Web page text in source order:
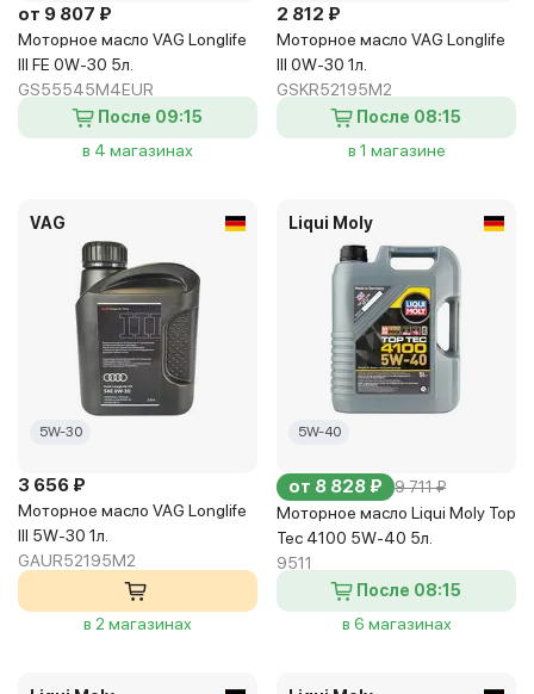
от 9 807 ₽
Моторное масло VAG Longlife
III FE 0W-30 5л.
GS55545M4EUR
После 09:15
в 4 магазинах
2 812 ₽
Моторное масло VAG Longlife
III 0W-30 1л.
GSKR52195M2
После 08:15
в 1 магазине
VAG
5W-30
3 656 ₽
Моторное масло VAG Longlife
III 5W-30 1л.
GAUR52195M2
в 2 магазинах
Liqui Moly
5W-40
от 8 828 ₽ 9 711 ₽
Моторное масло Liqui Moly Top
Tec 4100 5W-40 5л.
9511
После 08:15
в 6 магазинах